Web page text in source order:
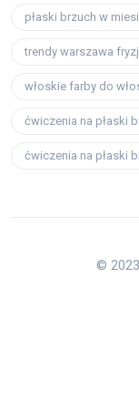
płaski brzuch w
trendy warszawa
włoskie farby do
ćwiczenia na płaski
ćwiczenia na płaski
©